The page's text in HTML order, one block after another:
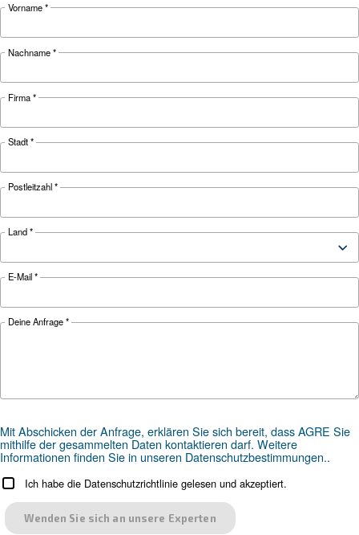
Suchen Sie das richtige
Ihre Anwendung?
Gehen Sie zu unserer Anwendungsseite